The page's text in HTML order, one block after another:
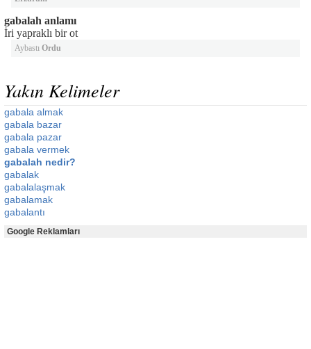
gabalah anlamı
İri yapraklı bir ot
Aybastı Ordu
Yakın Kelimeler
gabala almak
gabala bazar
gabala pazar
gabala vermek
gabalah nedir?
gabalak
gabalalaşmak
gabalamak
gabalantı
Google Reklamları